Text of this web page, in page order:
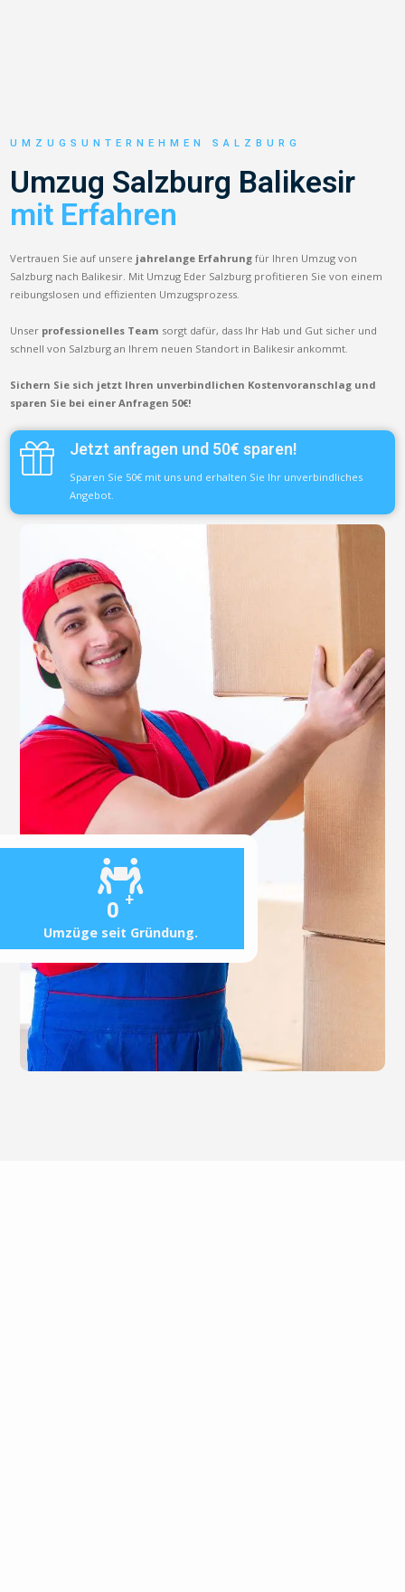
0 +
Umzüge seit Gründung.
UMZUGSUNTERNEHMEN SALZBURG
Umzug Salzburg Balikesir
mit Erfahren
Vertrauen Sie auf unsere jahrelange Erfahrung für Ihren Umzug von
Salzburg nach Balikesir. Mit Umzug Eder Salzburg profitieren Sie von einem
reibungslosen und effizienten Umzugsprozess.
Unser professionelles Team sorgt dafür, dass Ihr Hab und Gut sicher und
schnell von Salzburg an Ihrem neuen Standort in Balikesir ankommt.
Sichern Sie sich jetzt Ihren unverbindlichen Kostenvoranschlag und
sparen Sie bei einer Anfragen 50€!
Jetzt anfragen und 50€ sparen!
Sparen Sie 50€ mit uns und erhalten Sie Ihr unverbindliches
Angebot.